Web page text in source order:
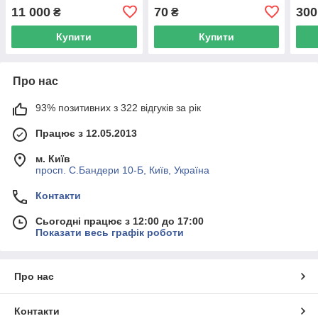
11 000 ₴
Купити
70₴
Купити
300
Про нас
93% позитивних з 322 відгуків за рік
Працює з 12.05.2013
м. Київ
просп. С.Бандери 10-Б, Київ, Україна
Контакти
Сьогодні працює з 12:00 до 17:00
Показати весь графік роботи
Про нас
Контакти